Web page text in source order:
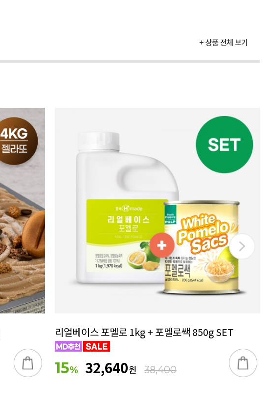
리얼베이스 포멜로 1kg + 포멜로쌕 850g SET
15% 32,640원 38,400